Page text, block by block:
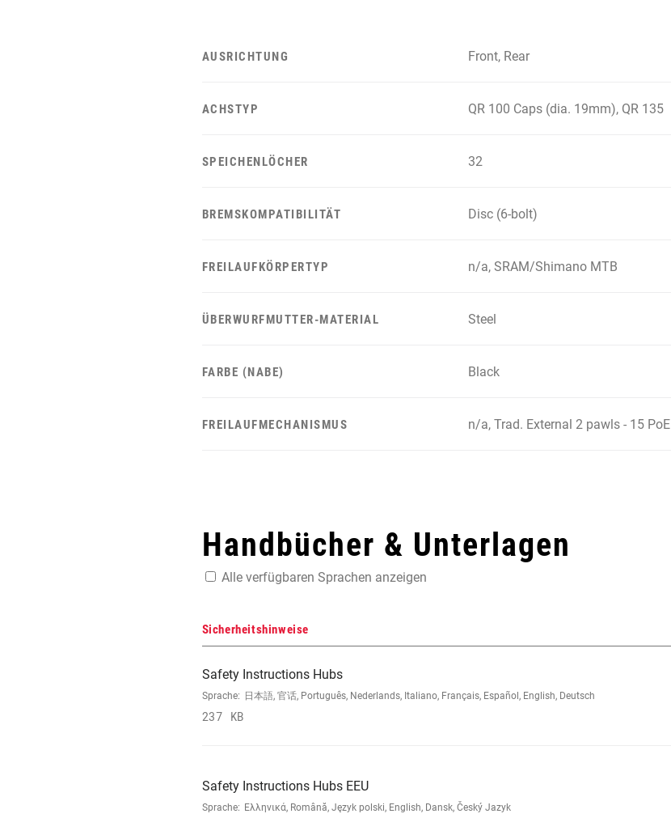
AUSRICHTUNG Front, Rear
ACHSTYP QR 100 Caps (dia. 19mm), QR 135
SPEICHENLÖCHER 32
BREMSKOMPATIBILITÄT Disc (6-bolt)
FREILAUFKÖRPERTYP n/a, SRAM/Shimano MTB
ÜBERWURFMUTTER-MATERIAL Steel
FARBE (NABE) Black
FREILAUFMECHANISMUS n/a, Trad. External 2 pawls - 15 PoE
Handbücher & Unterlagen
Alle verfügbaren Sprachen anzeigen
Sicherheitshinweise
Safety Instructions Hubs
Sprache: 日本語, 官话, Português, Nederlands, Italiano, Français, Español, English, Deutsch
237 KB
Safety Instructions Hubs EEU
Sprache: Ελληνικά, Română, Język polski, English, Dansk, Český Jazyk